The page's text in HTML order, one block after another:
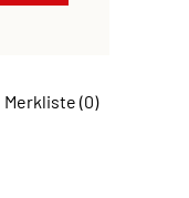
Merkliste (0)